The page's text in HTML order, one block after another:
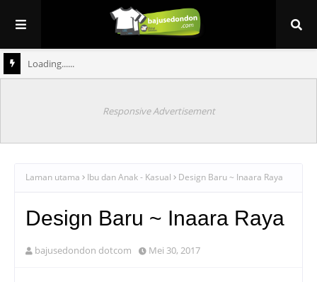
Loading......
Responsive Advertisement
Laman utama Ibu dan Anak - Kasual Design Baru ~ Inaara Raya
Design Baru ~ Inaara Raya
bajusedondon dotcom Mei 30, 2017